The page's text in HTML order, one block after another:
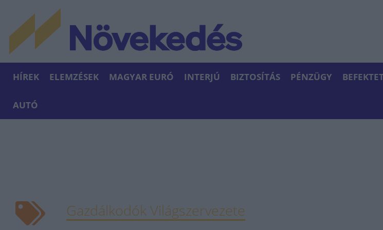
HÍREK ELEMZÉSEK MAGYAR EURÓ INTERJÚ BIZTOSÍTÁS PÉNZÜGY
AUTÓ
Gazdálkodók Világszervezete